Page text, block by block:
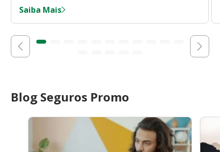
Saiba Mais
Blog Seguros Promo